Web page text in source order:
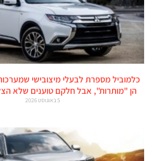
כלמוביל מספרת לבעלי מיצובישי
הן "מותרות", אבל חלקם טוענים שלא
5 באוגוסט 2026